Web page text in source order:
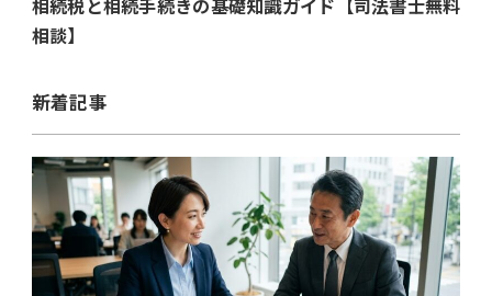
相続税と相続手続きの基礎知識ガイド【司法書士無料
相談】
新着記事